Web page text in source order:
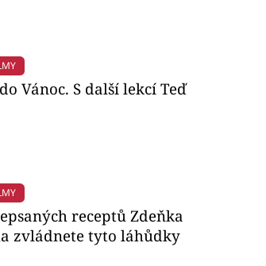
Vánoc. S další lekcí Teď
receptů Zdeňka
zvládnete tyto láhůdky